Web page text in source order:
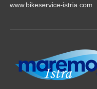
www.bikeservice-istria.com